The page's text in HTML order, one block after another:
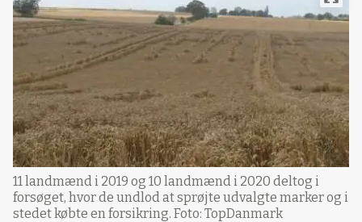
11 landmænd i 2019 og 10 landmænd i 2020 deltog i
forsøget, hvor de undlod at sprøjte udvalgte marker og i
stedet købte en forsikring. Foto: TopDanmark